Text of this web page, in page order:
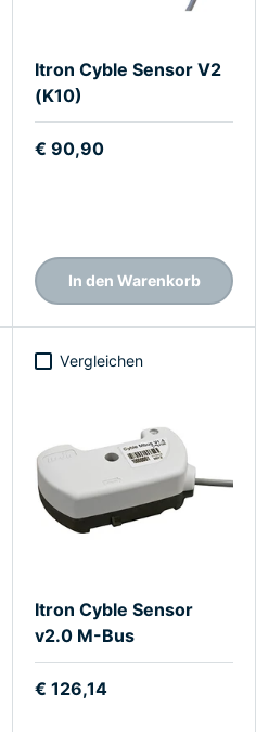
Itron Cyble Sensor V2
(K10)
€ 90,90
In den Warenkorb
Vergleichen
Itron Cyble Sensor
v2.0 M-Bus
€ 126,14